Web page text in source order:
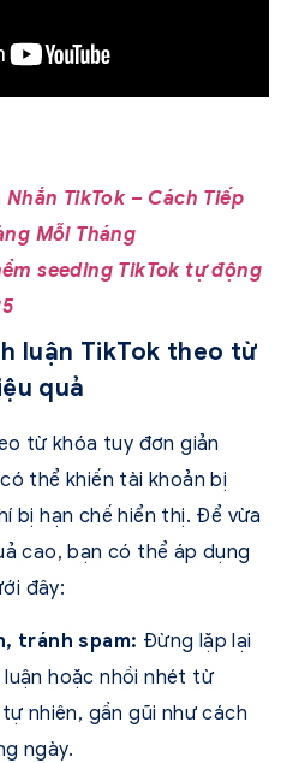
TikTok – Cách Tiếp
Mỗi Tháng
seeding TikTok tự động
luận TikTok theo từ
quả
từ khóa tuy đơn giản
thể khiến tài khoản bị
bị hạn chế hiển thị. Để vừa
cao, bạn có thể áp dụng
đây:
tránh spam: Đừng lặp lại
hoặc nhồi nhét từ
nhiên, gần gũi như cách
ngày.